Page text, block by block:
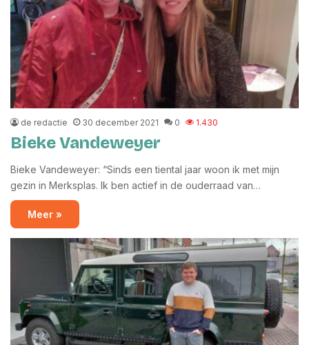
de redactie 30 december 2021 0 1.430
Bieke Vandeweyer
Bieke Vandeweyer: “Sinds een tiental jaar woon ik met mijn
gezin in Merksplas. Ik ben actief in de ouderraad van…
Meer »